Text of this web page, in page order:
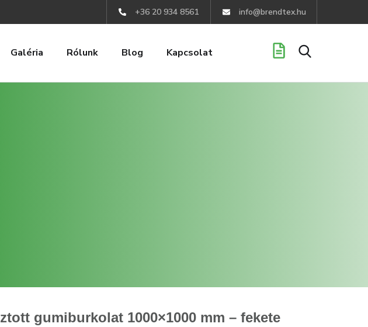
+36 20 934 8561 info@brendtex.hu
Galéria Rólunk Blog Kapcsolat
gumiburkolat 1000×1000 mm – fekete